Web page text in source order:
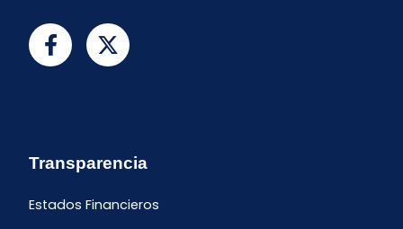
Transparencia
Estados Financieros